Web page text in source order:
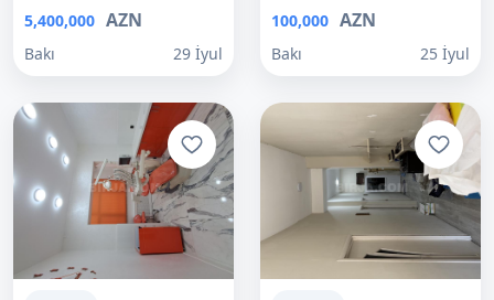
5,400,000 AZN
Bakı 29 İyul
100,000 AZN
Bakı 25 İyul